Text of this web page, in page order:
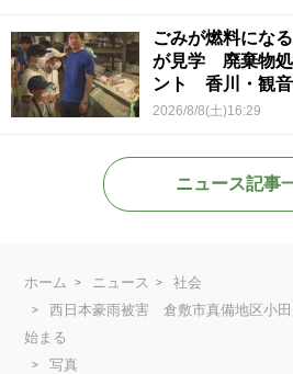
ごみが燃料にな
が見学 廃棄物処
ント 香川・観
2026/8/8(土)16:29
ニュース記事
ホーム ニュース
社会
西日本豪雨被害 倉敷市真備地区小
始まる
写真